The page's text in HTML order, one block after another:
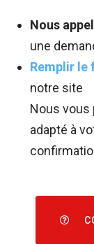
Nous
une
Remplir le
notre site
Nous vous
adapté à